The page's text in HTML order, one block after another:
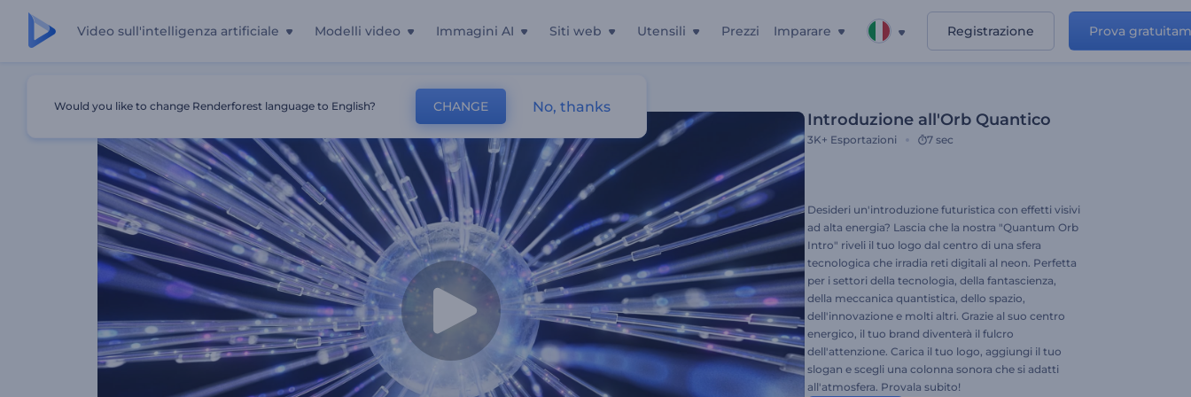
Video sull'intelligenza artificiale Modelli video Immagini AI Siti web Utensili Prezzi Imparare Registrazione Prova
Introduzione all'Orb Quantico
3K+ Esportazioni 7 sec
Desideri un'introduzione futuristica con effetti visivi
ad alta energia? Lascia che la nostra "Quantum Orb
Intro" riveli il tuo logo dal centro di una sfera
tecnologica che irradia reti digitali al neon. Perfetta
per i settori della tecnologia, della fantascienza,
della meccanica quantistica, dello spazio,
dell'innovazione e molti altri. Grazie al suo centro
energico, il tuo brand diventerà il fulcro
dell'attenzione. Carica il tuo logo, aggiungi il tuo
slogan e scegli una colonna sonora che si adatti
all'atmosfera. Provala subito!
Would you like to change Renderforest language to English? CHANGE No, thanks